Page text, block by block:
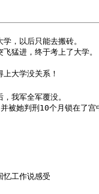
，以后只能去搬砖。
猛进，终于考上了大学。
大学没关系！
我军全军覆没。
被她判刑10个月锁在了宫
忆工作说感受